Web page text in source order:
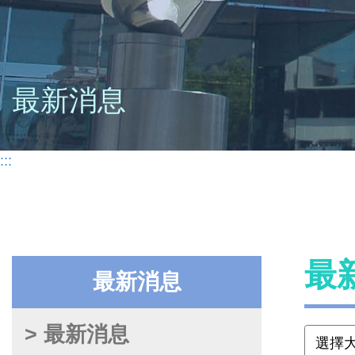
最新消息
:::
最新消息
> 最新消息
最